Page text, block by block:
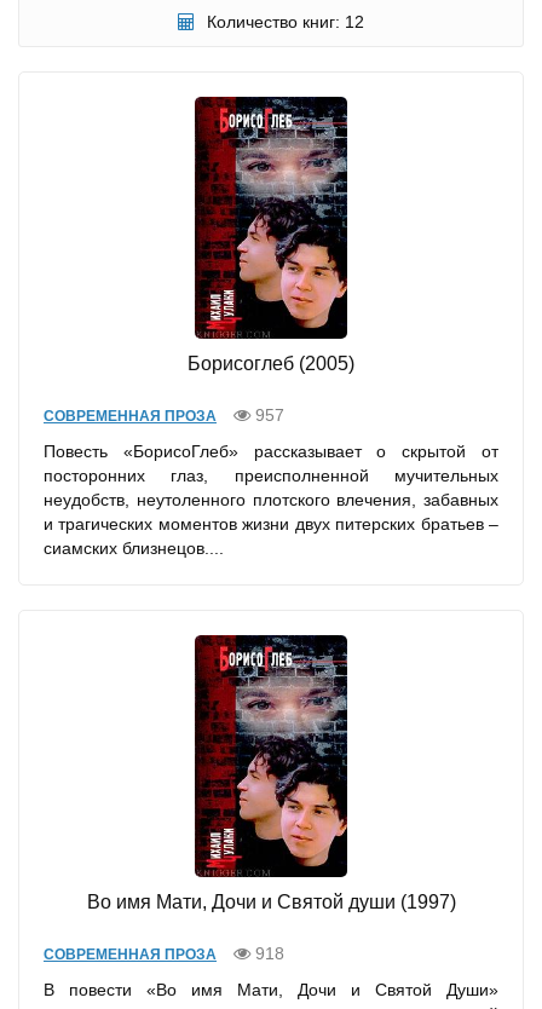
Количество книг: 12
Борисоглеб (2005)
СОВРЕМЕННАЯ ПРОЗА
957
Повесть «БорисоГлеб» рассказывает о скрытой от
посторонних глаз, преисполненной мучительных
неудобств, неутоленного плотского влечения, забавных
и трагических моментов жизни двух питерских братьев –
сиамских близнецов....
Во имя Мати, Дочи и Святой души (1997)
СОВРЕМЕННАЯ ПРОЗА
918
В повести «Во имя Мати, Дочи и Святой Души»